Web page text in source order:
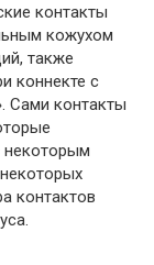
контакты
кожухом
также
коннекте с
Сами контакты
некоторым
контактов